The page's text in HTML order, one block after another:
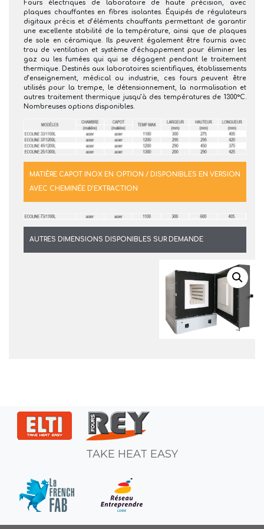
Fours électriques de laboratoire de haute précision, avec
plaques chauffantes en fibres isolantes. Équipés de régulateurs
digitaux précis et d’éléments chauffants permettant de garantir
une excellente stabilité de la température, ainsi que de plaques
de sole en céramique. Ils peuvent également être fournis avec
trou de ventilation et système d’échappement pour éliminer les
gaz ou les fumées qui qui se dégagent pendant le traitement
thermique. Destinés aux laboratoires scientifiques, établissements
d’enseignement, médical ou industrie, ces fours peuvent être
utilisés pour la trempe, le détensionnement, la normalisation et
autres traitement thermique jusqu’à des températures de 1300°C.
Nombreuses options disponibles.
MATIÈRE CAPOT INOX EN OPTION / DISPONIBLES EN VERSION
AVEC CHEMINÉE D’EXTRACTION
AUTRES DIMENSIONS DISPONIBLES SUR DEMANDE
TAKE HEAT EASY